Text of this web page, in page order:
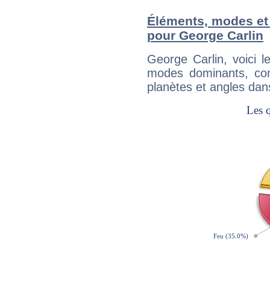
Éléments, modes
pour George Carlin
George Carlin, voici
modes dominants,
planètes et angles